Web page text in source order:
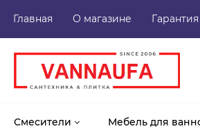
Главная О магазине
Смесители Мебель для